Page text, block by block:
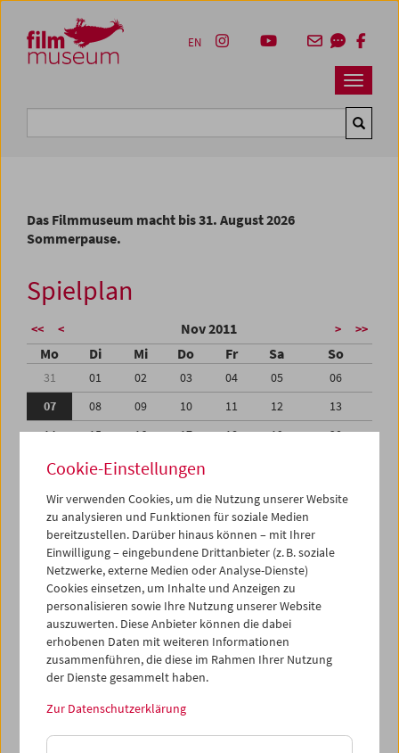
Zum Inhalt
Zum Hauptmenü
Zur Servicenavigation
Zum Suche
Navbar
EN
Das Filmmuseum macht bis 31. August 2026
Sommerpause.
Spielplan
<< < Nov 2011 > >>
Mo Di Mi Do Fr Sa So
31 01 02 03 04 05
06
07
08 09 10 11 12
13
14
15 16 17 18 19
20
21
22 23 24
28
30 02
04
05
06 07 08 09 10
iCalender
Programmheft-PDF
English language or subtitles
< Vorherige Woche
Mo 7.11.
Cookie-Einstellungen
Wir verwenden Cookies, um die Nutzung unserer Website
zu analysieren und Funktionen für soziale Medien
bereitzustellen. Darüber hinaus können – mit Ihrer
Einwilligung – eingebundene Drittanbieter (z. B. soziale
Netzwerke, externe Medien oder Analyse-Dienste)
Cookies einsetzen, um Inhalte und Anzeigen zu
personalisieren sowie Ihre Nutzung unserer Website
auszuwerten. Diese Anbieter können die dabei
erhobenen Daten mit weiteren Informationen
zusammenführen, die diese im Rahmen Ihrer Nutzung
der Dienste gesammelt haben.
Zur Datenschutzerklärung